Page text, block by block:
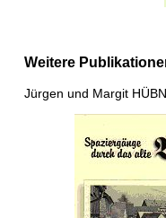
Weitere
Jürgen und Margit